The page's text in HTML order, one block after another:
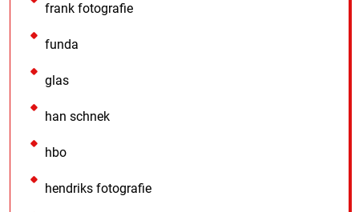
frank fotografie
funda
glas
han schnek
hbo
hendriks fotografie